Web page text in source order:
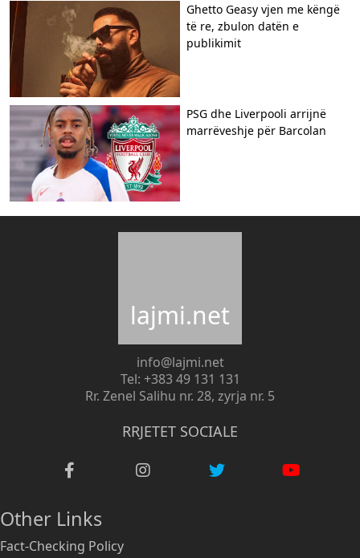
Ghetto Geasy vjen me këngë
të re, zbulon datën e
publikimit
​PSG dhe Liverpooli arrijnë
marrëveshje për Barcolan
lajmi.net
info@lajmi.net
Tel: +383 49 131 131
Rr. Zenel Salihu nr. 28, zyrja nr. 5
RRJETET SOCIALE
Other Links
Fact-Checking Policy